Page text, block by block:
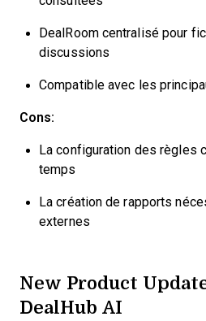
DealRoom centralisé pour
discussions
Compatible avec les
Cons:
La configuration des règles
temps
La création de rapports
externes
New Product
DealHub AI